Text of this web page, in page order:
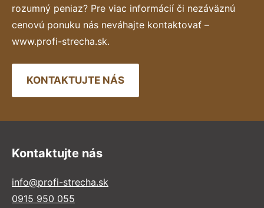
rozumný peniaz? Pre viac informácií či nezáväznú
cenovú ponuku nás neváhajte kontaktovať –
www.profi-strecha.sk.
KONTAKTUJTE NÁS
Kontaktujte nás
info@profi-strecha.sk
0915 950 055